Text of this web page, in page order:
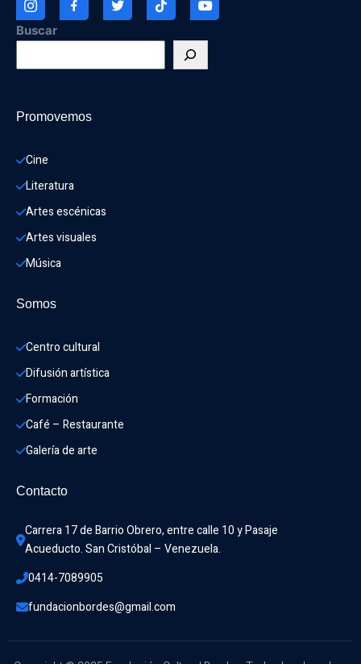
Buscar
Promovemos
Cine
Literatura
Artes escénicas
Artes visuales
Música
Somos
Centro cultural
Difusión artística
Formación
Café – Restaurante
Galería de arte
Contacto
Carrera 17 de Barrio Obrero, entre calle 10 y Pasaje
Acueducto. San Cristóbal – Venezuela.
0414-7089905
fundacionbordes@gmail.com